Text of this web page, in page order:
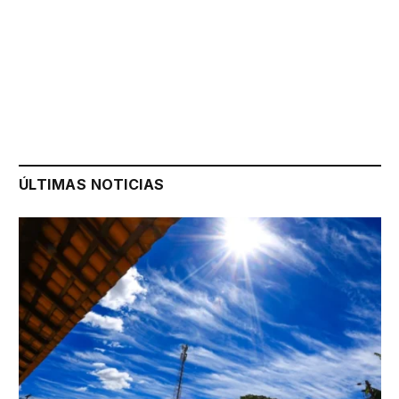
ÚLTIMAS NOTICIAS